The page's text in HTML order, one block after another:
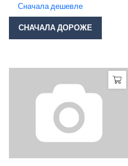
Сначала дешевле
СНАЧАЛА ДОРОЖЕ